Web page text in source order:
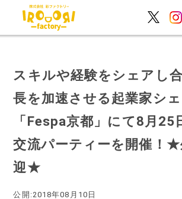
スキルや経験をシェアし
長を加速させる起業家シ
「Fespa京都」にて8月25
交流パーティーを開催！★
迎★
公開:2018年08月10日